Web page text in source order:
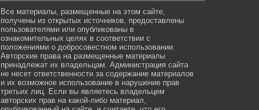
Все материалы, размещенные на этом сайте,
получены из открытых источников, предоставлены
пользователями или опубликованы в
ознакомительных целях в соответствии с
положениями о добросовестном использовании.
Авторские права на размещенные материалы
принадлежат их владельцам. Администрация сайта
не несет ответственности за содержание материалов
и их возможное использование в нарушение прав
третьих лиц. Если вы являетесь владельцем
авторских прав на какой-либо материал,